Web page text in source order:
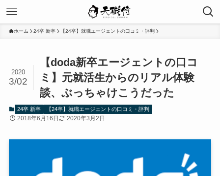
ホーム 24卒 新卒 【24卒】就職エージェントの口コミ・評判
【doda新卒エージェントの口コ
ミ】元就活生からのリアル体験
談、ぶっちゃけこうだった
2020
3/02
24卒 新卒 【24卒】就職エージェントの口コミ・評判
2018年6月16日 2020年3月2日